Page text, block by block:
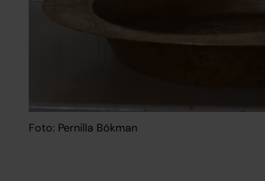
Foto: Pernilla Bökman